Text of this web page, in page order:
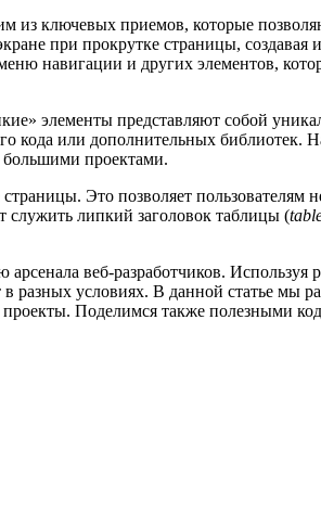
из ключевых приемов, которые
при прокрутке страницы,
навигации и других элементов,
элементы представляют собой
кода или дополнительных библиотек.
большими проектами.
Это позволяет
липкий заголовок таблицы (
веб-разработчиков. Используя
условиях. В данной статье мы
Поделимся также полезными